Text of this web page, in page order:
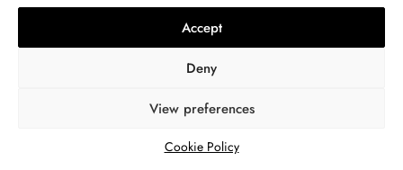
Accept
Deny
View preferences
Cookie Policy
Bijoux mauvais oeil : Tout ce que vous devez
savoir
Megan Fox, Ariana Grande, Kylie Jenner…